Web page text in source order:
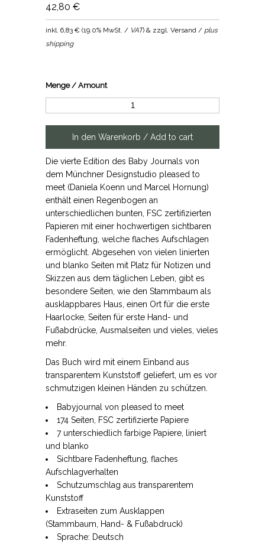
42,80 €
inkl.6,83 € (19.0% MwSt. / VAT) & zzgl. Versand / plus
shipping
Menge / Amount
Die vierte Edition des Baby Journals von
dem Münchner Designstudio pleased to
meet (Daniela Koenn und Marcel Hornung)
enthält einen Regenbogen an
unterschiedlichen bunten, FSC zertifizierten
Papieren mit einer hochwertigen sichtbaren
Fadenheftung, welche flaches Aufschlagen
ermöglicht. Abgesehen von vielen linierten
und blanko Seiten mit Platz für Notizen und
Skizzen aus dem täglichen Leben, gibt es
besondere Seiten, wie den Stammbaum als
ausklappbares Haus, einen Ort für die erste
Haarlocke, Seiten für erste Hand- und
Fußabdrücke, Ausmalseiten und vieles, vieles
mehr.
Das Buch wird mit einem Einband aus
transparentem Kunststoff geliefert, um es vor
schmutzigen kleinen Händen zu schützen.
Babyjournal von pleased to meet
174 Seiten, FSC zertifizierte Papiere
7 unterschiedlich farbige Papiere, liniert
und blanko
Sichtbare Fadenheftung, flaches
Aufschlagverhalten
Schutzumschlag aus transparentem
Kunststoff
Extraseiten zum Ausklappen
(Stammbaum, Hand- & Fußabdruck)
Sprache: Deutsch